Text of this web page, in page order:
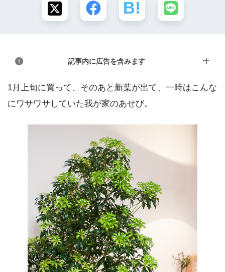
記事内に広告を含みます
1月上旬に買って、そのあと新葉が出て、一時はこんな
にワサワサしていた我が家のあせび。